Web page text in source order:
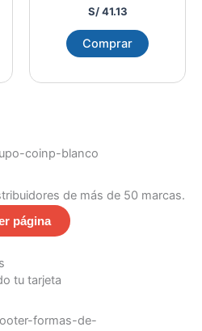
S/41.13
Comprar
de más de 50 marcas.
página
tu tarjeta